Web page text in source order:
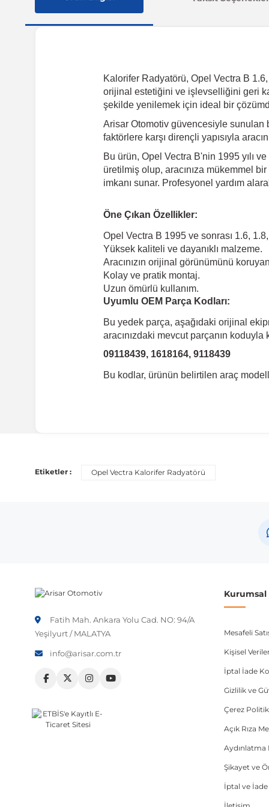
Kalorifer Radyatörü, Opel Vectra B
orijinal estetiğini ve işlevselliğini geri
şekilde yenilemek için ideal bir
Arisar Otomotiv güvencesiyle sunulan
faktörlere karşı dirençli yapısıyla
Bu ürün, Opel Vectra B'nin 1995 yılı
üretilmiş olup, aracınıza mükemmel
imkanı sunar. Profesyonel yardım
Öne Çıkan Özellikler:
Opel Vectra B 1995 ve sonrası 1.6,
Yüksek kaliteli ve dayanıklı malzeme.
Aracınızın orijinal görünümünü
Kolay ve pratik montaj.
Uzun ömürlü kullanım.
Uyumlu OEM Parça Kodları:
Bu yedek parça, aşağıdaki orijinal
aracınızdaki mevcut parçanın koduyla
09118439, 1618164, 9118439
Bu kodlar, ürünün belirtilen araç
Araç üreticileri aynı model yılı içerisinde farklı
Etiketler : Opel Vectra Kalorifer Radyatörü
Fatih Mah. Ankara Yolu Cad. NO: 94/A
Yeşilyurt / MALATYA
info@arisar.com.tr
Mesafeli
Kişisel
İptal İade
Gizlilik ve
Çerez
Açık Rıza
Aydınlatma
Şikayet ve
İptal ve